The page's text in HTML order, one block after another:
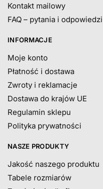
Kontakt mailowy
FAQ – pytania i odpowiedzi
INFORMACJE
Moje konto
Płatność i dostawa
Zwroty i reklamacje
Dostawa do krajów UE
Regulamin sklepu
Polityka prywatności
NASZE PRODUKTY
Jakość naszego produktu
Tabele rozmiarów